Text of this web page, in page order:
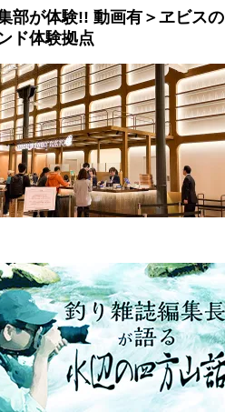
部が体験!! 動画有＞ヱビスの
ド体験拠点